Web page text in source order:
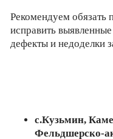
Рекомендуем обязать
исправить
дефекты и недоделки
с.Кузьмин,
Фельдшерско-